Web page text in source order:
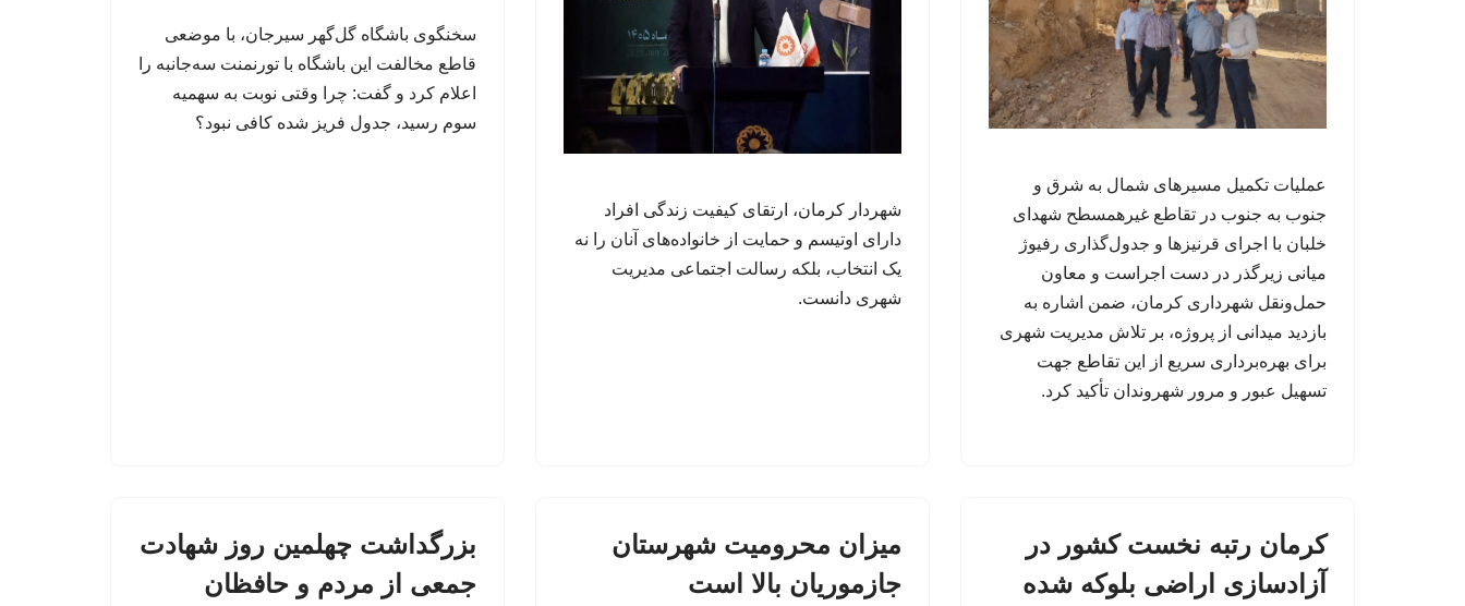
عملیات تکمیل مسیرهای شمال به شرق و
جنوب به جنوب در تقاطع غیرهمسطح شهدای
خلبان با اجرای قرنیزها و جدول‌گذاری رفیوژ
میانی زیرگذر در دست اجراست و معاون
حمل‌ونقل شهرداری کرمان، ضمن اشاره به
بازدید میدانی از پروژه، بر تلاش مدیریت شهری
برای بهره‌برداری سریع از این تقاطع جهت
تسهیل عبور و مرور شهروندان تأکید کرد.
شهردار کرمان، ارتقای کیفیت زندگی افراد
دارای اوتیسم و حمایت از خانواده‌های آنان را نه
یک انتخاب، بلکه رسالت اجتماعی مدیریت
شهری دانست.
سخنگوی باشگاه گل‌گهر سیرجان، با موضعی
قاطع مخالفت این باشگاه با تورنمنت سه‌جانبه را
اعلام کرد و گفت: چرا وقتی نوبت به سهمیه
سوم رسید، جدول فریز شده کافی نبود؟
کرمان رتبه نخست کشور در
آزادسازی اراضی بلوکه شده
میزان محرومیت‌ شهرستان
جازموریان بالا است
بزرگداشت چهلمین روز شهادت
جمعی از مردم و حافظان